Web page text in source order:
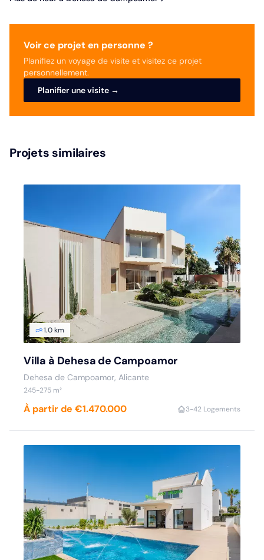
Voir ce projet en personne ?
Planifiez un voyage de visite et visitez ce projet
personnellement.
Planifier une visite →
Projets similaires
1.0 km
Villa à Dehesa de Campoamor
Dehesa de Campoamor, Alicante
245-275 m²
À partir de €1.470.000 3-42 Logements